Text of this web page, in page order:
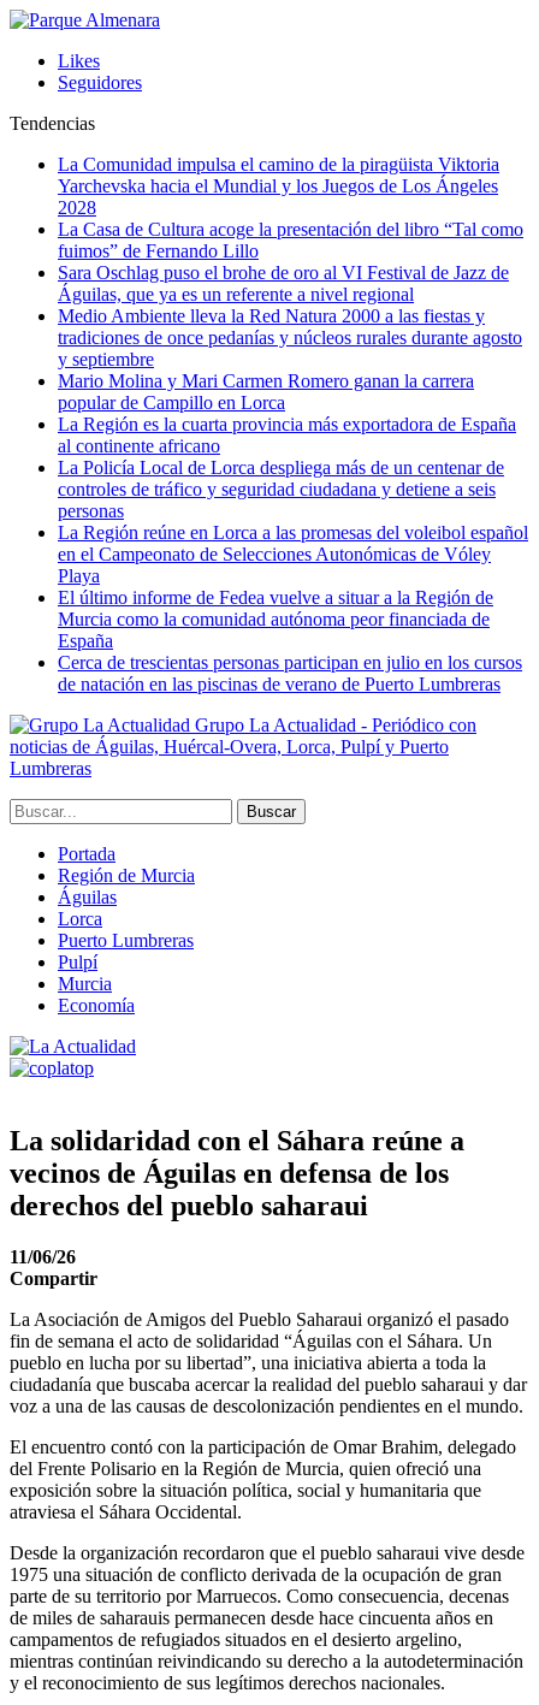
Likes
Seguidores
Tendencias
La Comunidad impulsa el camino de la piragüista Viktoria
Yarchevska hacia el Mundial y los Juegos de Los Ángeles
2028
La Casa de Cultura acoge la presentación del libro “Tal como
fuimos” de Fernando Lillo
Sara Oschlag puso el brohe de oro al VI Festival de Jazz de
Águilas, que ya es un referente a nivel regional
Medio Ambiente lleva la Red Natura 2000 a las fiestas y
tradiciones de once pedanías y núcleos rurales durante agosto
y septiembre
Mario Molina y Mari Carmen Romero ganan la carrera
popular de Campillo en Lorca
La Región es la cuarta provincia más exportadora de España
al continente africano
La Policía Local de Lorca despliega más de un centenar de
controles de tráfico y seguridad ciudadana y detiene a seis
personas
La Región reúne en Lorca a las promesas del voleibol español
en el Campeonato de Selecciones Autonómicas de Vóley
Playa
El último informe de Fedea vuelve a situar a la Región de
Murcia como la comunidad autónoma peor financiada de
España
Cerca de trescientas personas participan en julio en los cursos
de natación en las piscinas de verano de Puerto Lumbreras
Grupo La Actualidad - Periódico con
noticias de Águilas, Huércal-Overa, Lorca, Pulpí y Puerto
Lumbreras
Portada
Región de Murcia
Águilas
Lorca
Puerto Lumbreras
Pulpí
Murcia
Economía
La solidaridad con el Sáhara reúne a
vecinos de Águilas en defensa de los
derechos del pueblo saharaui
11/06/26
Compartir
La Asociación de Amigos del Pueblo Saharaui organizó el pasado
fin de semana el acto de solidaridad “Águilas con el Sáhara. Un
pueblo en lucha por su libertad”, una iniciativa abierta a toda la
ciudadanía que buscaba acercar la realidad del pueblo saharaui y dar
voz a una de las causas de descolonización pendientes en el mundo.
El encuentro contó con la participación de Omar Brahim, delegado
del Frente Polisario en la Región de Murcia, quien ofreció una
exposición sobre la situación política, social y humanitaria que
atraviesa el Sáhara Occidental.
Desde la organización recordaron que el pueblo saharaui vive desde
1975 una situación de conflicto derivada de la ocupación de gran
parte de su territorio por Marruecos. Como consecuencia, decenas
de miles de saharauis permanecen desde hace cincuenta años en
campamentos de refugiados situados en el desierto argelino,
mientras continúan reivindicando su derecho a la autodeterminación
y el reconocimiento de sus legítimos derechos nacionales.